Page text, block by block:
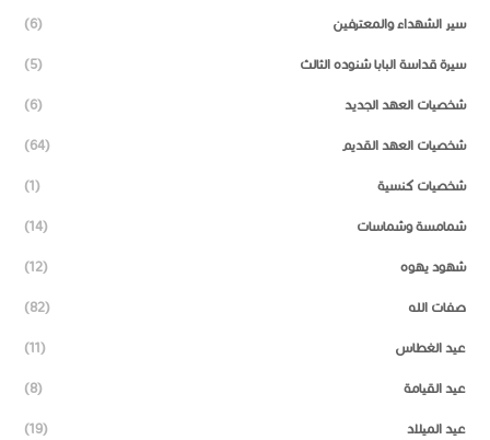
سير الشهداء والمعترفين (6)
سيرة قداسة البابا شنوده الثالث (5)
شخصيات العهد الجديد (6)
شخصيات العهد القديم (64)
شخصيات كنسية (1)
شمامسة وشماسات (14)
شهود يهوه (12)
صفات الله (82)
عيد الغطاس (11)
عيد القيامة (8)
عيد الميلاد (19)